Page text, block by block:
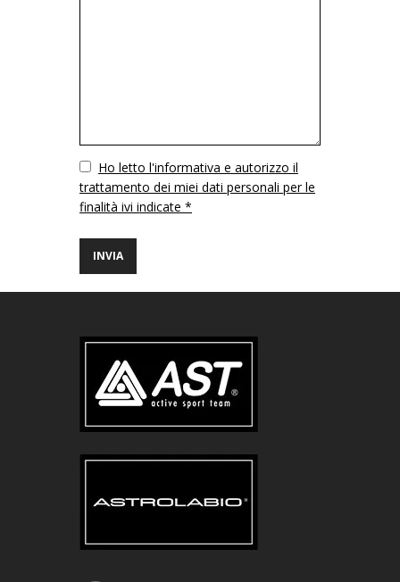
VuotoHo letto l'informativa e autorizzo il
trattamento dei miei dati personali per le
finalità ivi indicate *